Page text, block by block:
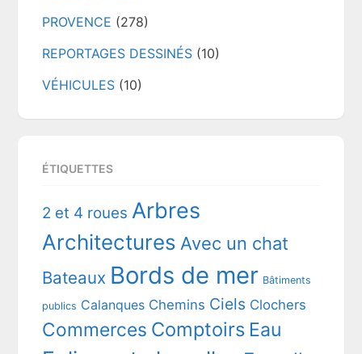
PROVENCE (278)
REPORTAGES DESSINÉS (10)
VÉHICULES (10)
ÉTIQUETTES
2 et 4 roues Arbres
Architectures Avec un chat
Bateaux Bords de mer Bâtiments
publics Calanques Chemins Ciels Clochers
Commerces Comptoirs Eau